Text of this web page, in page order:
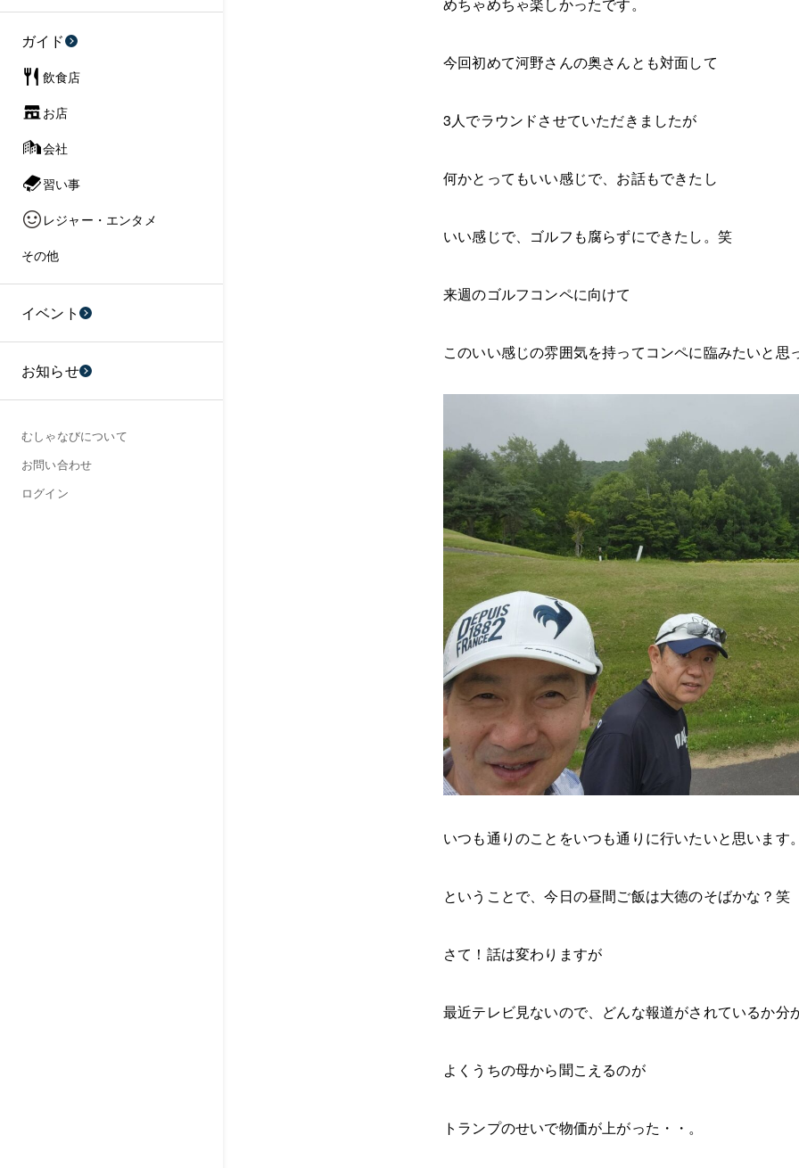
ガイド
飲食店
お店
会社
習い事
レジャー・エンタメ
その他
イベント
お知らせ
むしゃなびについて
お問い合わせ
ログイン
今回初めて河野さんの奥さんとも対面して
3人でラウンドさせていただきましたが
何かとってもいい感じで、お話もできたし
いい感じで、ゴルフも腐らずにできたし。笑
来週のゴルフコンペに向けて
このいい感じの雰囲気を持ってコンペに臨みたいと思
いつも通りのことをいつも通りに行いたいと思います。
ということで、今日の昼間ご飯は大徳のそばかな？笑
さて！話は変わりますが
最近テレビ見ないので、どんな報道がされているか分
よくうちの母から聞こえるのが
トランプのせいで物価が上がった・・。